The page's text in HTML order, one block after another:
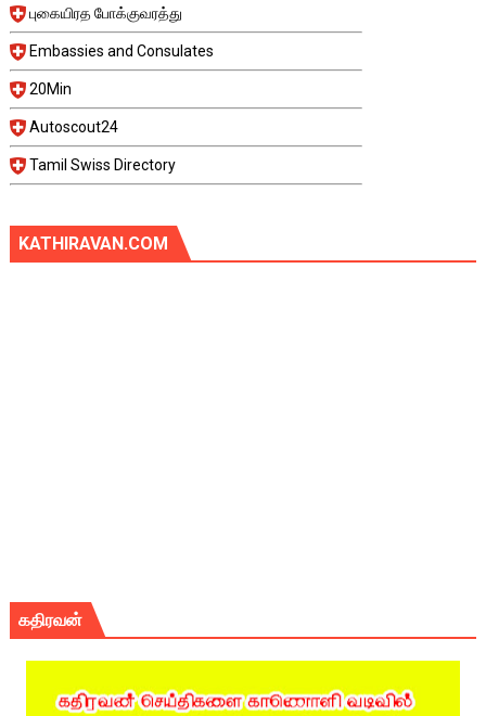
புகையிரத போக்குவரத்து
Embassies and Consulates
20Min
Autoscout24
Tamil Swiss Directory
KATHIRAVAN.COM
கதிரவன்